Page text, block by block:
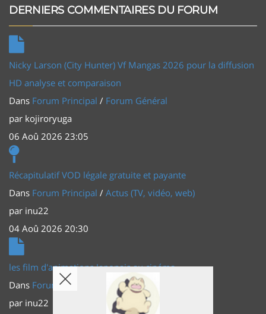
DERNIERS COMMENTAIRES DU FORUM
Nicky Larson (City Hunter) Vf Mangas 2026 pour la diffusion
HD analyse et comparaison
Dans Forum Principal / Forum Général
par kojiroryuga
06 Aoû 2026 23:05
Récapitulatif VOD légale gratuite et payante
Dans Forum Principal / Actus (TV, vidéo, web)
par inu22
04 Aoû 2026 20:30
les film d'animations Japonais au cinéma
Dans Forum Principal
Actus (TV, vidéo, web)
par inu22